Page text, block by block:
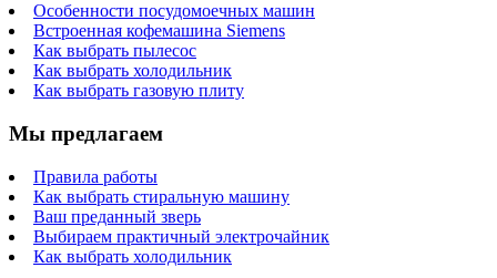
Особенности посудомоечных машин
Встроенная кофемашина Siemens
Как выбрать пылесос
Как выбрать холодильник
Как выбрать газовую плиту
Мы предлагаем
Правила работы
Как выбрать стиральную машину
Ваш преданный зверь
Выбираем практичный электрочайник
Как выбрать холодильник